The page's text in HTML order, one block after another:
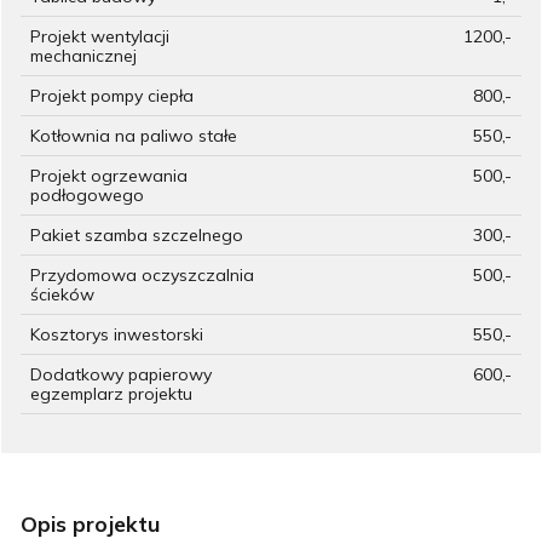
Projekt wentylacji
mechanicznej
1200,-
Projekt pompy ciepła
800,-
Kotłownia na paliwo stałe
550,-
Projekt ogrzewania
podłogowego
500,-
Pakiet szamba szczelnego
300,-
Przydomowa oczyszczalnia
ścieków
500,-
Kosztorys inwestorski
550,-
Dodatkowy papierowy
egzemplarz projektu
600,-
Opis projektu